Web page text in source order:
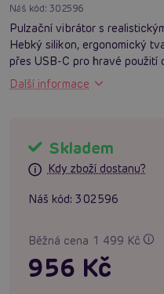
Náš kód:302596
Pulzační vibrátor s
Hebký silikon, ergonomický
přes USB-C pro hravé použití
Další informace
Skladem
Kdy zboží dostanu?
Náš kód: 302596
Běžná cena 1 499 Kč
956 Kč